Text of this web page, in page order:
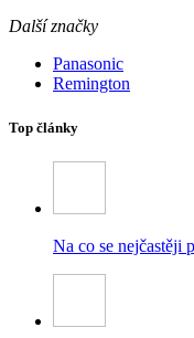
Další značky
Panasonic
Remington
Top články
Na co se nejčastěji